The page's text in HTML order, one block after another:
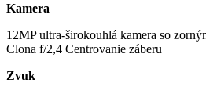
Kamera
12MP ultra-širokouhlá kamera so
Clona f/2,4 Centrovanie záberu
Zvuk